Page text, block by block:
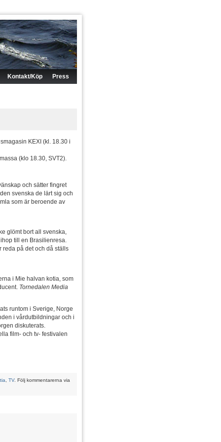
Kontakt/Köp Press
KEXI (kl. 18.30 i
(klo 18.30, SVT2).
och sätter fingret
svenska de lärt sig och
som är beroende av
glömt bort all svenska,
till en Brasilienresa.
reda på det och då ställs
i Mie halvan kotia, som
Tornedalen Media
runtom i Sverige, Norge
i vårdutbildningar och i
diskuterats.
film- och tv- festivalen
TV. Följ kommentarerna via